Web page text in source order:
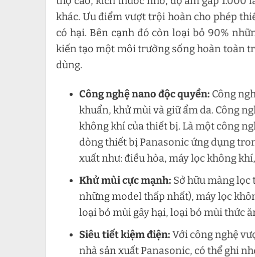
khác. Ưu điểm vượt trội hoàn cho phép
có hại. Bên cạnh đó còn loại bỏ 90%
kiến tạo một môi trường sống hoàn toàn
dùng.
Công nghệ nano độc quyền: Công
khuẩn, khử mùi và giữ ẩm da. Công
không khí của thiết bị. Là một công
dòng thiết bị Panasonic ứng dụng
xuất như: điều hòa, máy lọc không
Khử mùi cực mạnh: Sở hữu màng
những model thấp nhất), máy lọc
loại bỏ mùi gây hại, loại bỏ mùi thức
Siêu tiết kiệm điện: Với công nghệ
nhà sản xuất Panasonic, có thể ghi